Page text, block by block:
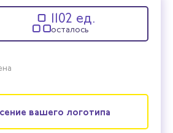
1102 ед.
осталось
вашего логотипа